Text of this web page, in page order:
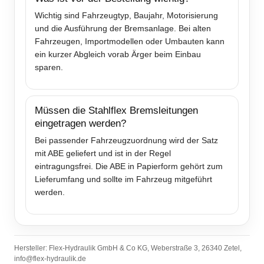
Wichtig sind Fahrzeugtyp, Baujahr, Motorisierung
und die Ausführung der Bremsanlage. Bei alten
Fahrzeugen, Importmodellen oder Umbauten kann
ein kurzer Abgleich vorab Ärger beim Einbau
sparen.
Müssen die Stahlflex Bremsleitungen
eingetragen werden?
Bei passender Fahrzeugzuordnung wird der Satz
mit ABE geliefert und ist in der Regel
eintragungsfrei. Die ABE in Papierform gehört zum
Lieferumfang und sollte im Fahrzeug mitgeführt
werden.
Hersteller: Flex-Hydraulik GmbH & Co KG, Weberstraße 3, 26340 Zetel,
info@flex-hydraulik.de